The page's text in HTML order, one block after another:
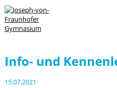
Info- und
15.07.2021